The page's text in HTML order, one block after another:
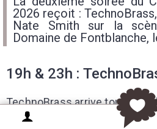
2026 reçoit :
Nate Smith sur la
Domaine de Fontblanche,
19h & 23h :
TechnoBrass arrive tout droit
musiciens brûlants, cuivres